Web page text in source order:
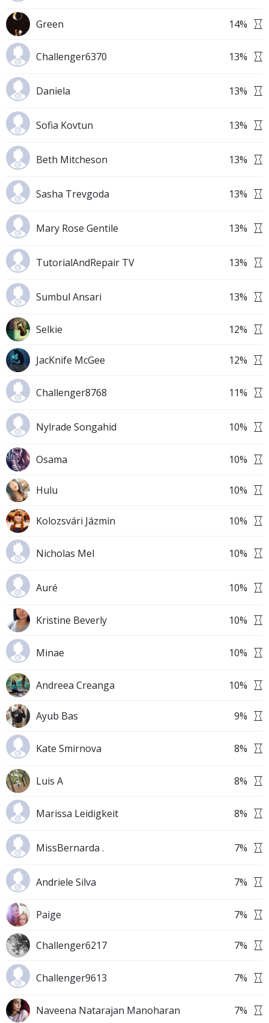
Green 14%
Challenger6370 13%
Daniela 13%
Sofia Kovtun 13%
Beth Mitcheson 13%
Sasha Trevgoda 13%
Mary Rose Gentile 13%
TutorialAndRepair TV 13%
Sumbul Ansari 13%
Selkie 12%
JacKnife McGee 12%
Challenger8768 11%
Nylrade Songahid 10%
Osama 10%
Hulu 10%
Kolozsvári Jázmin 10%
Nicholas Mel 10%
Auré 10%
Kristine Beverly 10%
Minae 10%
Andreea Creanga 10%
Ayub Bas 9%
Kate Smirnova 8%
Luis A 8%
Marissa Leidigkeit 8%
MissBernarda . 7%
Andriele Silva 7%
Paige 7%
Challenger6217 7%
Challenger9613 7%
Naveena Natarajan Manoharan 7%